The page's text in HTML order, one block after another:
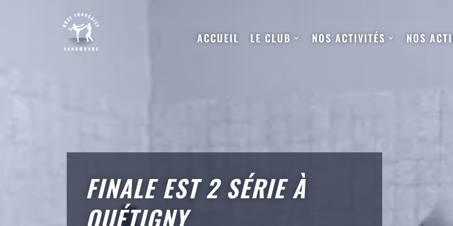
ACCUEIL LE CLUB NOS ACTIVITÉS NOS
FINALE EST 2 SÉRIE À
QUÉTIGNY